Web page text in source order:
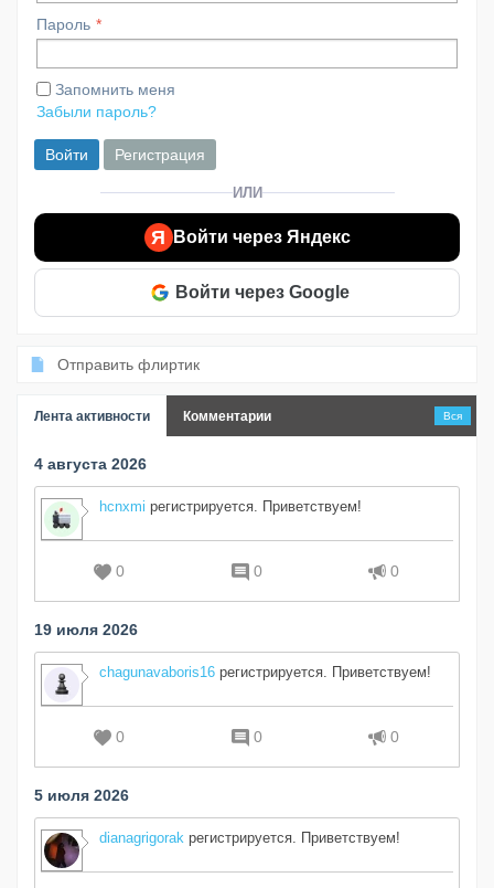
Пароль
Запомнить меня
Забыли пароль?
Войти Регистрация
ИЛИ
Я Войти через Яндекс
Войти через Google
Отправить флиртик
Лента активности Комментарии Вся
4 августа 2026
hcnxmi регистрируется. Приветствуем!
0 0 0
19 июля 2026
chagunavaboris16 регистрируется. Приветствуем!
0 0 0
5 июля 2026
dianagrigorak регистрируется. Приветствуем!